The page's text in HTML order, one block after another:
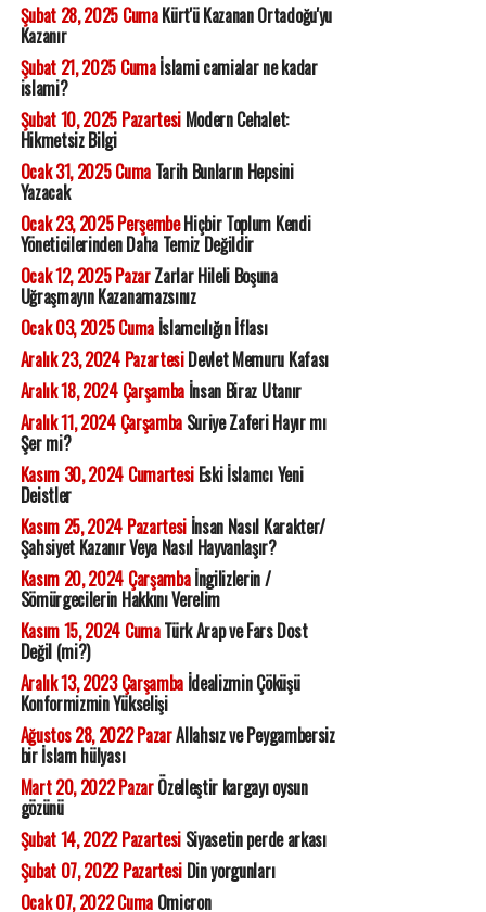
Şubat 28, 2025 CumaKürt'ü Kazanan Ortadoğu'yu
Kazanır
Şubat 21, 2025 Cumaİslami camialar ne kadar
islami?
Şubat 10, 2025 PazartesiModern Cehalet:
Hikmetsiz Bilgi
Ocak 31, 2025 CumaTarih Bunların Hepsini
Yazacak
Ocak 23, 2025 PerşembeHiçbir Toplum Kendi
Yöneticilerinden Daha Temiz Değildir
Ocak 12, 2025 PazarZarlar Hileli Boşuna
Uğraşmayın Kazanamazsınız
Ocak 03, 2025 Cumaİslamcılığın İflası
Aralık 23, 2024 PazartesiDevlet Memuru Kafası
Aralık 18, 2024 Çarşambaİnsan Biraz Utanır
Aralık 11, 2024 ÇarşambaSuriye Zaferi Hayır mı
Şer mi?
Kasım 30, 2024 CumartesiEski İslamcı Yeni
Deistler
Kasım 25, 2024 Pazartesiİnsan Nasıl Karakter/
Şahsiyet Kazanır Veya Nasıl Hayvanlaşır?
Kasım 20, 2024 Çarşambaİngilizlerin /
Sömürgecilerin Hakkını Verelim
Kasım 15, 2024 CumaTürk Arap ve Fars Dost
Değil (mi?)
Aralık 13, 2023 Çarşambaİdealizmin Çöküşü
Konformizmin Yükselişi
Ağustos 28, 2022 PazarAllahsız ve Peygambersiz
bir İslam hülyası
Mart 20, 2022 PazarÖzelleştir kargayı oysun
gözünü
Şubat 14, 2022 PazartesiSiyasetin perde arkası
Şubat 07, 2022 PazartesiDin yorgunları
Ocak 07, 2022 CumaOmicron